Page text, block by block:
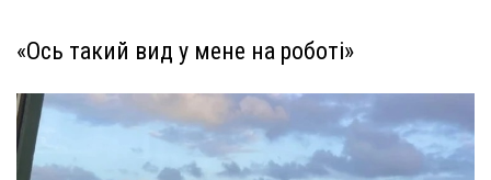
«Ось такий вид у мене на роботі»